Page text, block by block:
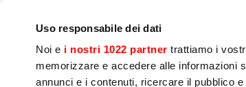
Uso responsabile dei dati
Noi e i nostri 1022 partner trattiamo i
memorizzare e accedere alle informazioni
annunci e i contenuti, ricercare il pubblico